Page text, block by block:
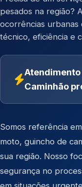
pesados na região?
ocorrências
técnico, eficiência e
Caminhão
Somos referência em
moto, guincho de
sua região. Nosso
segurança no